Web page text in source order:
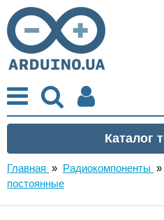
Главная » Радиокомпоненты »
постоянные